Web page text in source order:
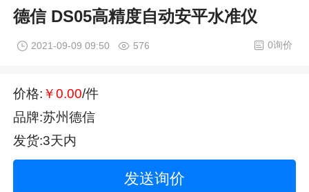
德信 DS05高精度自动安平水准仪
2021-09-09 09:50 576 0询价
价格: ￥0.00/件
品牌:苏州德信
发货:3天内
发送询价